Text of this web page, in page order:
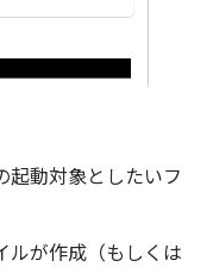
起動対象としたいフ
ルが作成（もしくは